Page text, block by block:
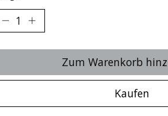
Zum Warenkorb
Kaufen